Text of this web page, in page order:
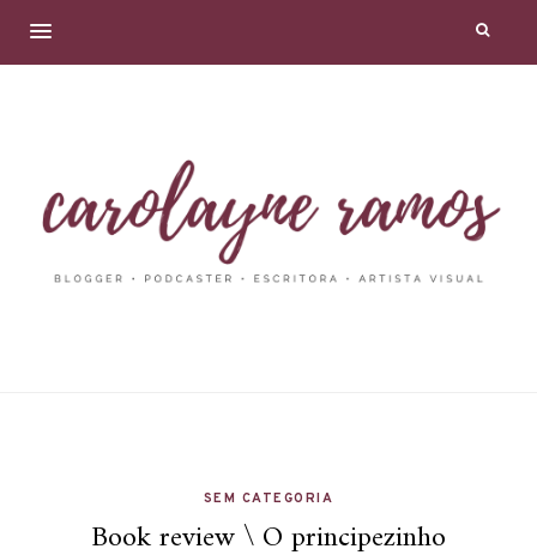
SEM CATEGORIA
Book review \ O principezinho